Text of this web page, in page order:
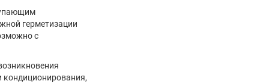
герметизации
с
кондиционирования,